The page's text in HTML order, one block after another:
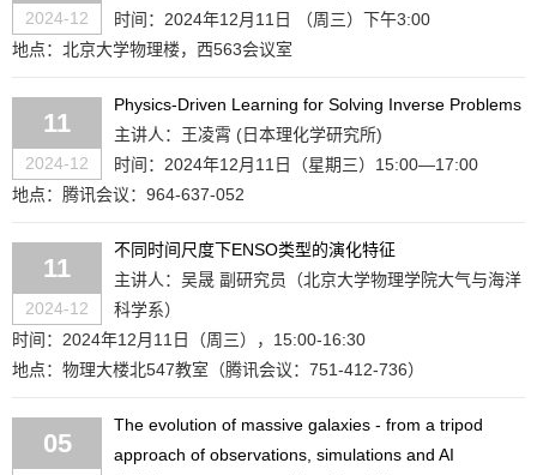
2024-12
时间：2024年12月11日 （周三）下午3:00
地点：北京大学物理楼，西563会议室
11
2024-12
Physics-Driven Learning for Solving Inverse Problems
主讲人：王凌霄 (日本理化学研究所)
时间：2024年12月11日（星期三）15:00—17:00
地点：腾讯会议：964-637-052
11
2024-12
不同时间尺度下ENSO类型的演化特征
主讲人：吴晟 副研究员（北京大学物理学院大气与海洋
科学系）
时间：2024年12月11日（周三），15:00-16:30
地点：物理大楼北547教室（腾讯会议：751-412-736）
05
The evolution of massive galaxies - from a tripod
approach of observations, simulations and AI